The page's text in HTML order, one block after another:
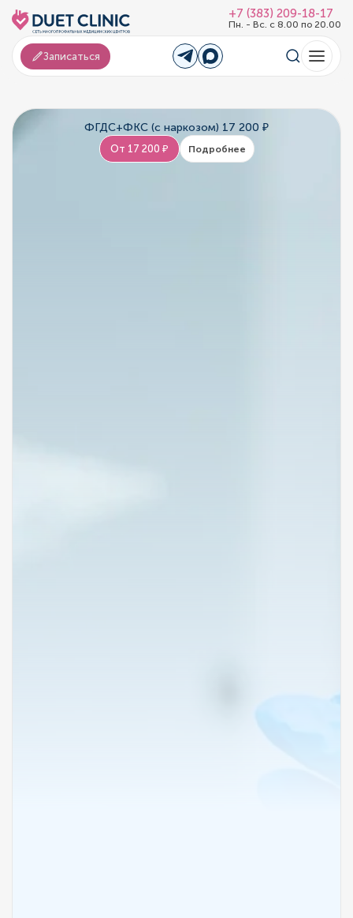
+7 (383) 209-18-17
Пн. - Вс. с 8.00 по 20.00
Записаться
ФГДС+ФКС (с наркозом) 17 200 ₽
От 17 200 ₽ Подробнее